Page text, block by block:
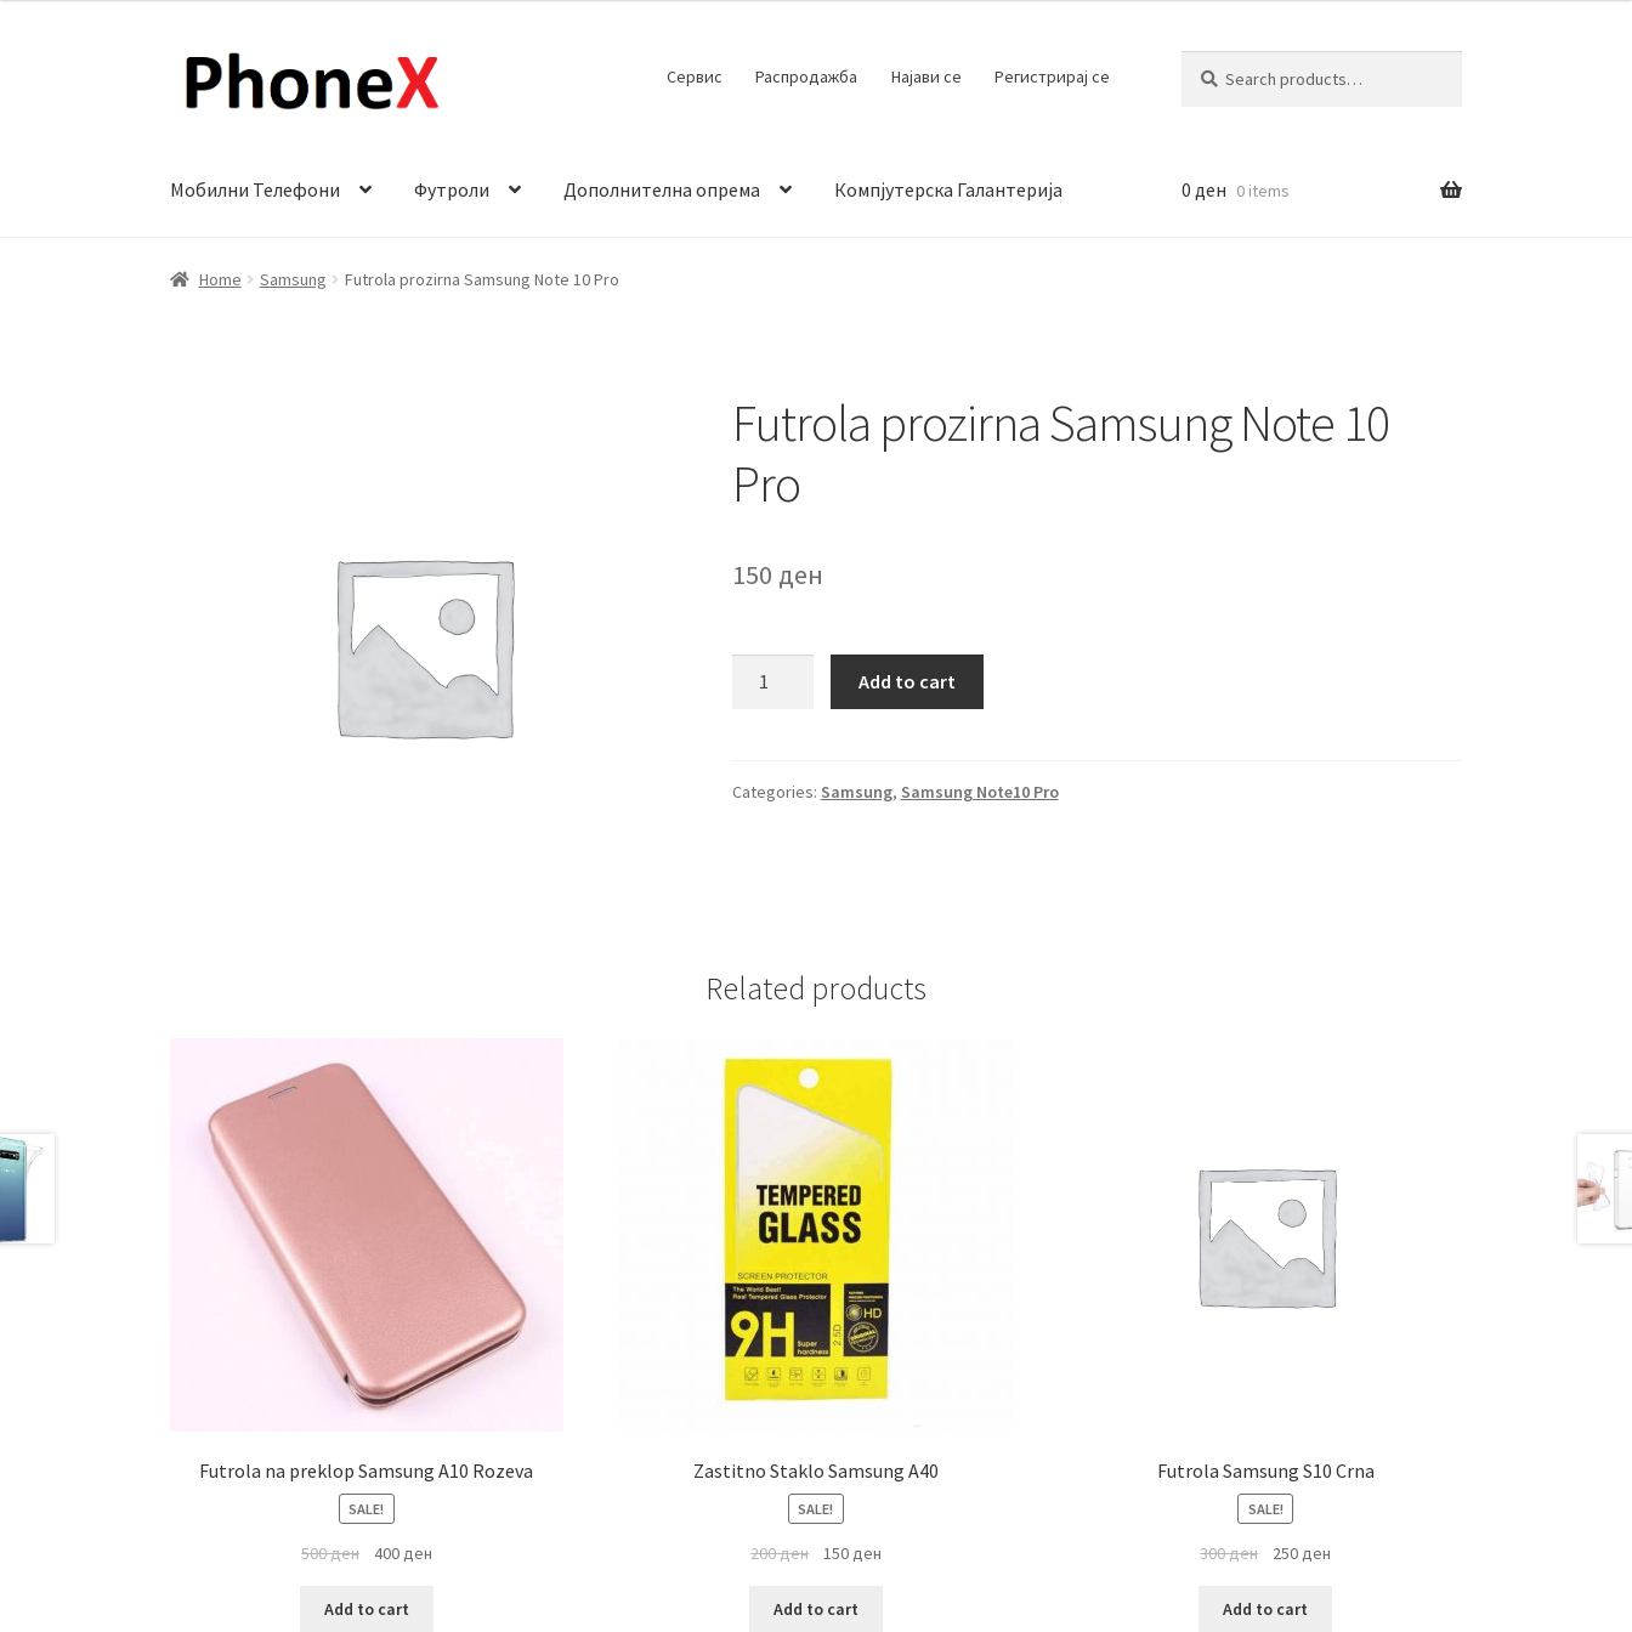
Skip
Skip
Сервис Распродажба Најави се Регистрирај се
for:
Мобилни Телефони Футроли Дополнителна опрема Компјутерска Галантерија
Почетна About Sample Page Детали за испорака
0 ден 0 items
Home Samsung Futrola prozirna Samsung Note 10 Pro
Futrola prozirna Samsung Note 10
Pro
150 ден
10
Add to cart
Categories: Samsung, Samsung Note10 Pro
Related products
Futrola na preklop Samsung A10 Rozeva
SALE!
500ден 400ден
Add to cart
Zastitno Staklo Samsung A40
SALE!
200ден 150ден
Add to cart
Futrola Samsung S10 Crna
SALE!
300ден 250ден
Add to cart